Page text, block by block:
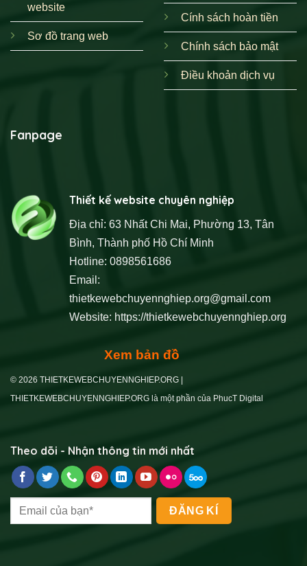
website
Sơ đồ trang web
Cính sách hoàn tiền
Chính sách bảo mật
Điều khoản dịch vụ
Fanpage
Thiết kế website chuyên nghiệp
Địa chỉ: 63 Nhất Chi Mai, Phường 13, Tân
Bình, Thành phố Hồ Chí Minh
Hotline: 0898561686
Email:
thietkewebchuyennghiep.org@gmail.com
Website: https://thietkewebchuyennghiep.org
Xem bản đồ
© 2026 THIETKEWEBCHUYENNGHIEP.ORG |
THIETKEWEBCHUYENNGHIEP.ORG là một phần của PhucT Digital
Theo dõi - Nhận thông tin mới nhất